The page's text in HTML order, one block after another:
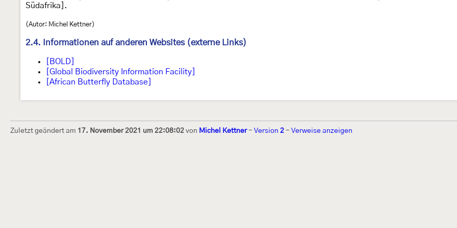
Südafrika].
(Autor: Michel Kettner)
2.4. Informationen auf anderen Websites (externe Links)
[BOLD]
[Global Biodiversity Information Facility]
[African Butterfly Database]
Zuletzt geändert am 17. November 2021 um 22:08:02 von Michel Kettner- Version 2 - Verweise anzeigen